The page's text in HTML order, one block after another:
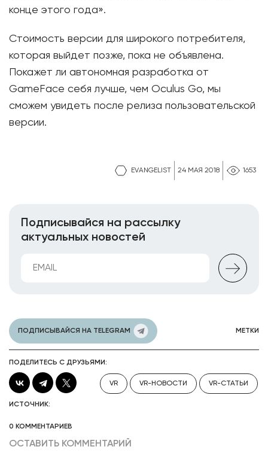
EVANGELIST 24 МАЯ 2018 1653
конце этого года».
Стоимость версии для широкого потребителя,
которая выйдет позже, пока не объявлена.
Покажет ли автономная разработка от
GameFace себя лучше, чем Oculus Go, мы
сможем увидеть после релиза пользовательской
версии.
Подписывайся на рассылку
актуальных новостей
ПОДПИСЫВАЙСЯ НА TELEGRAM МЕТКИ
ПОДЕЛИТЕСЬ С ДРУЗЬЯМИ:
VR VR-НОВОСТИ VR-СТАТЬИ
ИСТОЧНИК:
0 КОММЕНТАРИЕВ
ОСТАВИТЬ КОММЕНТАРИЙ